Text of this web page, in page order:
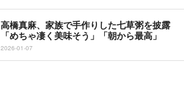
高橋真麻、家族で手作りした七草粥を披露
「めちゃ凄く美味そう」「朝から最高」
2026-01-07